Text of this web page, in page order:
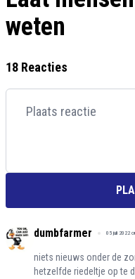
weten
18 Reacties
dumbfarmer 05 juli 2022
niets nieuws onder de
hetzelfde riedeltje op te